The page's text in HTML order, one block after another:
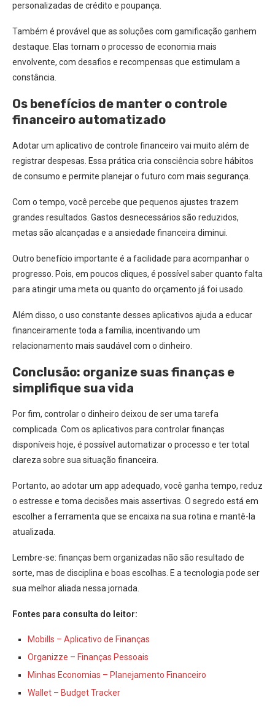
personalizadas de crédito e poupança.
Também é provável que as soluções com gamificação ganhem
destaque. Elas tornam o processo de economia mais
envolvente, com desafios e recompensas que estimulam a
constância.
Os benefícios de manter o controle
financeiro automatizado
Adotar um aplicativo de controle financeiro vai muito além de
registrar despesas. Essa prática cria consciência sobre hábitos
de consumo e permite planejar o futuro com mais segurança.
Com o tempo, você percebe que pequenos ajustes trazem
grandes resultados. Gastos desnecessários são reduzidos,
metas são alcançadas e a ansiedade financeira diminui.
Outro benefício importante é a facilidade para acompanhar o
progresso. Pois, em poucos cliques, é possível saber quanto falta
para atingir uma meta ou quanto do orçamento já foi usado.
Além disso, o uso constante desses aplicativos ajuda a educar
financeiramente toda a família, incentivando um
relacionamento mais saudável com o dinheiro.
Conclusão: organize suas finanças e
simplifique sua vida
Por fim, controlar o dinheiro deixou de ser uma tarefa
complicada. Com os aplicativos para controlar finanças
disponíveis hoje, é possível automatizar o processo e ter total
clareza sobre sua situação financeira.
Portanto, ao adotar um app adequado, você ganha tempo, reduz
o estresse e toma decisões mais assertivas. O segredo está em
escolher a ferramenta que se encaixa na sua rotina e mantê-la
atualizada.
Lembre-se: finanças bem organizadas não são resultado de
sorte, mas de disciplina e boas escolhas. E a tecnologia pode ser
sua melhor aliada nessa jornada.
Fontes para consulta do leitor:
Mobills – Aplicativo de Finanças
Organizze – Finanças Pessoais
Minhas Economias – Planejamento Financeiro
Wallet – Budget Tracker